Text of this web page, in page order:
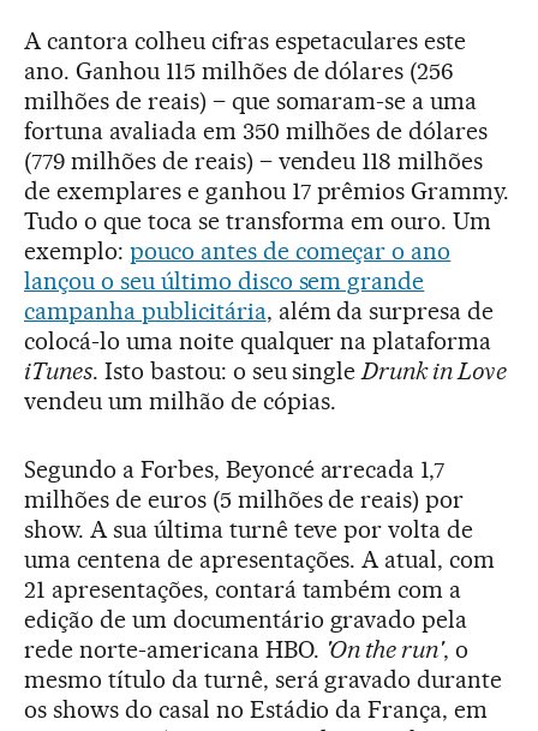
A cantora colheu cifras espetaculares este
ano. Ganhou 115 milhões de dólares (256
milhões de reais) – que somaram-se a uma
fortuna avaliada em 350 milhões de dólares
(779 milhões de reais) – vendeu 118 milhões
de exemplares e ganhou 17 prêmios Grammy.
Tudo o que toca se transforma em ouro. Um
exemplo: pouco antes de começar o ano
lançou o seu último disco sem grande
campanha publicitária, além da surpresa de
colocá-lo uma noite qualquer na plataforma
iTunes. Isto bastou: o seu single Drunk in Love
vendeu um milhão de cópias.
Segundo a Forbes, Beyoncé arrecada 1,7
milhões de euros (5 milhões de reais) por
show. A sua última turnê teve por volta de
uma centena de apresentações. A atual, com
21 apresentações, contará também com a
edição de um documentário gravado pela
rede norte-americana HBO. 'On the run', o
mesmo título da turnê, será gravado durante
os shows do casal no Estádio da França, em